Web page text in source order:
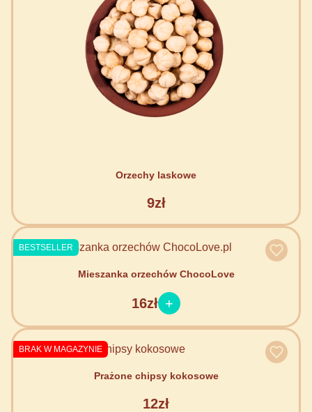
Orzechy laskowe
9zł
BESTSELLER
Mieszanka orzechów ChocoLove
16zł
BRAK W MAGAZYNIE
Prażone chipsy kokosowe
12zł